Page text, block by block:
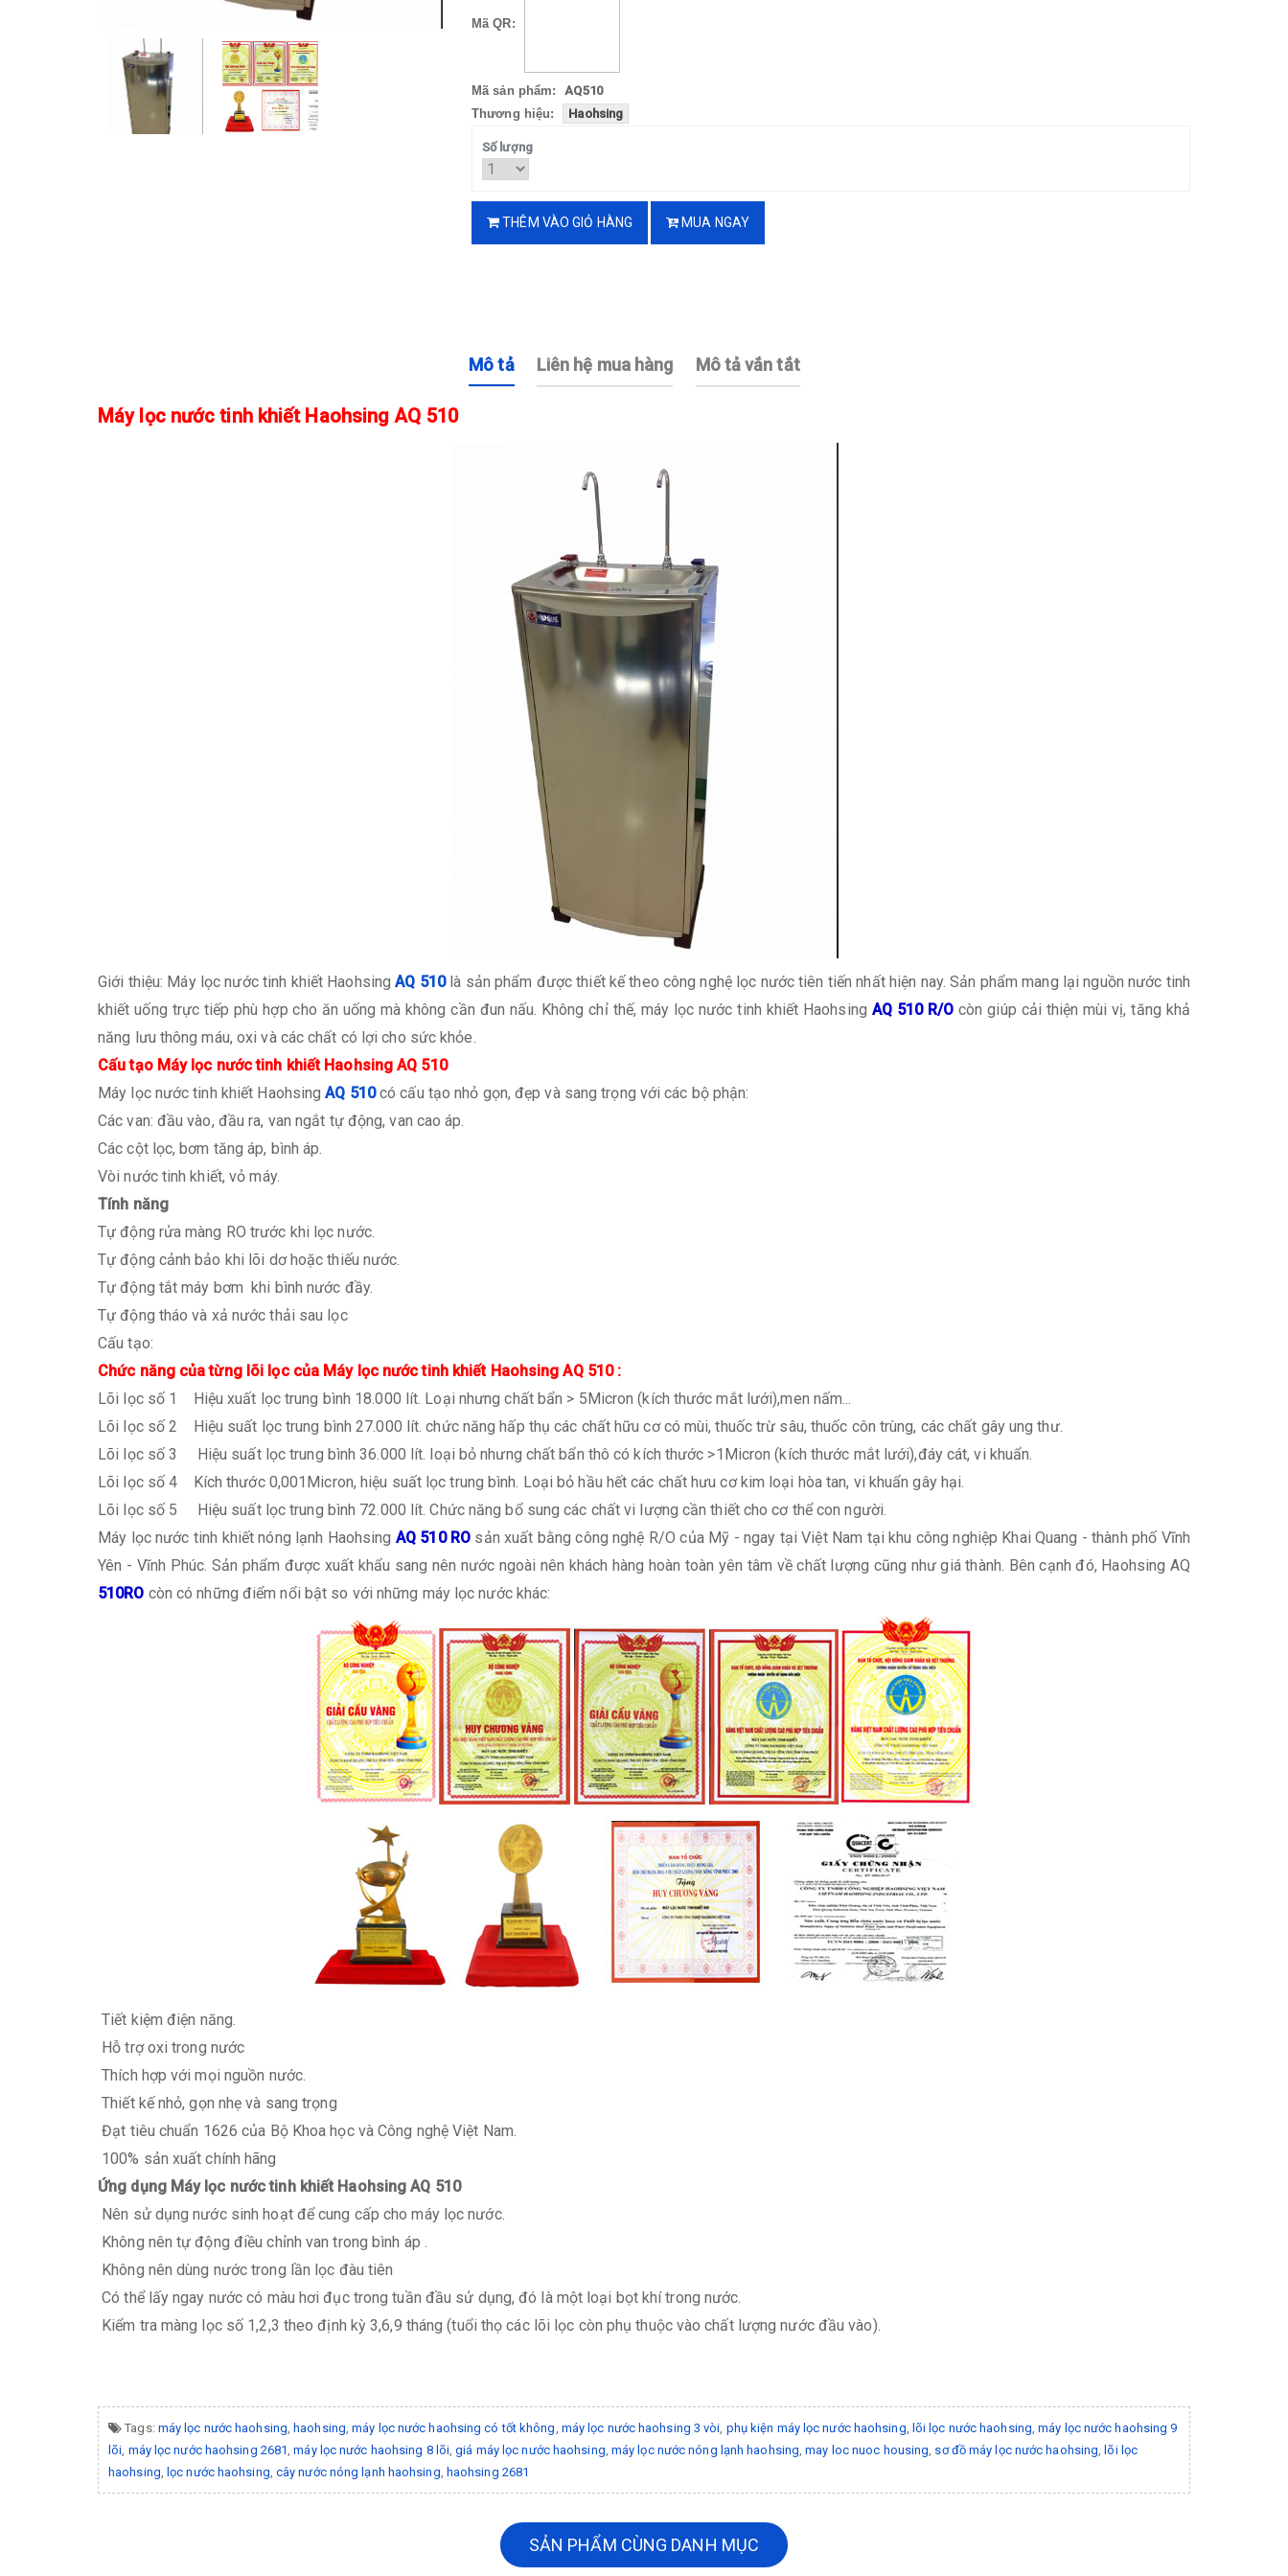
Mã QR:
Mã sản phẩm:
AQ510
Thương hiệu:
Haohsing
Số lượng
THÊM VÀO GIỎ HÀNG MUA NGAY
Mô tả Liên hệ mua hàng Mô tả vắn tắt
Máy lọc nước tinh khiết Haohsing AQ 510
Giới thiệu: Máy lọc nước tinh khiết HaohsingAQ 510 là sản phẩm được thiết kế theo công nghệ lọc nước tiên tiến nhất hiện nay. Sản phẩm mang lại nguồn nước tinh
khiết uống trực tiếp phù hợp cho ăn uống mà không cần đun nấu. Không chỉ thế, máy lọc nước tinh khiết Haohsing AQ 510 R/O còn giúp cải thiện mùi vị, tăng khả
năng lưu thông máu, oxi và các chất có lợi cho sức khỏe.
Cấu tạo Máy lọc nước tinh khiết Haohsing AQ 510
Máy lọc nước tinh khiết Haohsing AQ 510 có cấu tạo nhỏ gọn, đẹp và sang trọng với các bộ phận:
Các van: đầu vào, đầu ra, van ngắt tự động, van cao áp.
Các cột lọc, bơm tăng áp, bình áp.
Vòi nước tinh khiết, vỏ máy.
Tính năng
Tự động rửa màng RO trước khi lọc nước.
Tự động cảnh bảo khi lõi dơ hoặc thiếu nước.
Tự động tắt máy bơm khi bình nước đầy.
Tự động tháo và xả nước thải sau lọc
Cấu tạo:
Chức năng của từng lõi lọc của Máy lọc nước tinh khiết Haohsing AQ 510 :
Lõi lọc số 1 Hiệu xuất lọc trung bình 18.000 lít. Loại nhưng chất bẩn > 5Micron (kích thước mắt lưới),men nấm...
Lõi lọc số 2 Hiệu suất lọc trung bình 27.000 lít. chức năng hấp thụ các chất hữu cơ có mùi, thuốc trừ sâu, thuốc côn trùng, các chất gây ung thư.
Lõi lọc số 3 Hiệu suất lọc trung bình 36.000 lít. loại bỏ nhưng chất bẩn thô có kích thước >1Micron (kích thước mắt lưới),đáy cát, vi khuẩn.
Lõi lọc số 4 Kích thước 0,001Micron, hiệu suất lọc trung bình. Loại bỏ hầu hết các chất hưu cơ kim loại hòa tan, vi khuẩn gây hại.
Lõi lọc số 5 Hiệu suất lọc trung bình 72.000 lít. Chức năng bổ sung các chất vi lượng cần thiết cho cơ thể con người.
Máy lọc nước tinh khiết nóng lạnh Haohsing AQ 510 RO sản xuất bằng công nghệ R/O của Mỹ - ngay tại Việt Nam tại khu công nghiệp Khai Quang - thành phố Vĩnh
Yên - Vĩnh Phúc. Sản phẩm được xuất khẩu sang nên nước ngoài nên khách hàng hoàn toàn yên tâm về chất lượng cũng như giá thành. Bên cạnh đó, Haohsing AQ
510RO còn có những điểm nổi bật so với những máy lọc nước khác:
Tiết kiệm điện năng.
Hỗ trợ oxi trong nước
Thích hợp với mọi nguồn nước.
Thiết kế nhỏ, gọn nhẹ và sang trọng
Đạt tiêu chuẩn 1626 của Bộ Khoa học và Công nghệ Việt Nam.
100% sản xuất chính hãng
Ứng dụng Máy lọc nước tinh khiết Haohsing AQ 510
Nên sử dụng nước sinh hoạt để cung cấp cho máy lọc nước.
Không nên tự động điều chỉnh van trong bình áp .
Không nên dùng nước trong lần lọc đàu tiên
Có thể lấy ngay nước có màu hơi đục trong tuần đầu sử dụng, đó là một loại bọt khí trong nước.
Kiểm tra màng lọc số 1,2,3 theo định kỳ 3,6,9 tháng (tuổi thọ các lõi lọc còn phụ thuộc vào chất lượng nước đầu vào).
Tags: máy lọc nước haohsing ,haohsing ,máy lọc nước haohsing có tốt không máy lọc nước haohsing 3 vòi phụ kiện máy lọc nước haohsing lõi lọc nước haohsing ,máy lọc nước haohsing 9
lõi máy lọc nước haohsing 2681 ,máy lọc nước haohsing 8 lõi ,giá máy lọc nước haohsing máy lọc nước nóng lạnh haohsing ,may loc nuoc housing sơ đồ máy lọc nước haohsing ,lõi lọc
haohsing ,lọc nước haohsing cây nước nóng lạnh haohsing haohsing 2681
SẢN PHẨM CÙNG DANH MỤC